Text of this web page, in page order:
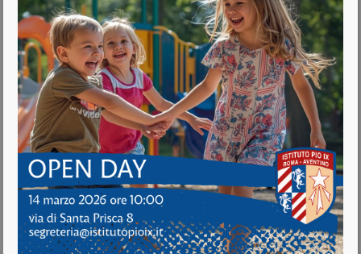
Download [96.39 KB]
Medie – Liceo